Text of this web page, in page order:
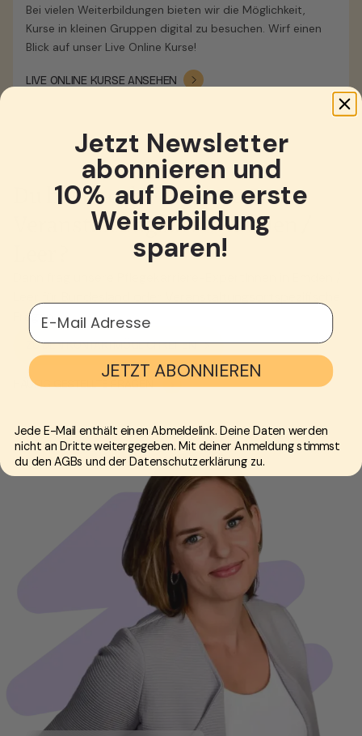
Bei vielen Weiterbildungen bieten wir die Möglichkeit,
Kurse in kleinen Gruppen digital zu besuchen. Wirf einen
Blick auf unser Live Online Kurse!
LIVE ONLINE KURSE ANSEHEN
Du hast noch Fragen zum
Veranstaltungsort in Emden /
Fragen
ZU DEN KONTAKTMÖGLICHKEITEN
HÄUFIG GESTELLTE FRAGEN
Jetzt Newsletter
abonnieren und
10% auf Deine erste
Weiterbildung
sparen!
E-Mail Adresse
JETZT ABONNIEREN
Jede E-Mail enthält einen Abmeldelink. Deine Daten werden
nicht an Dritte weitergegeben. Mit deiner Anmeldung stimmst
du den AGBs und der Datenschutzerklärung zu.